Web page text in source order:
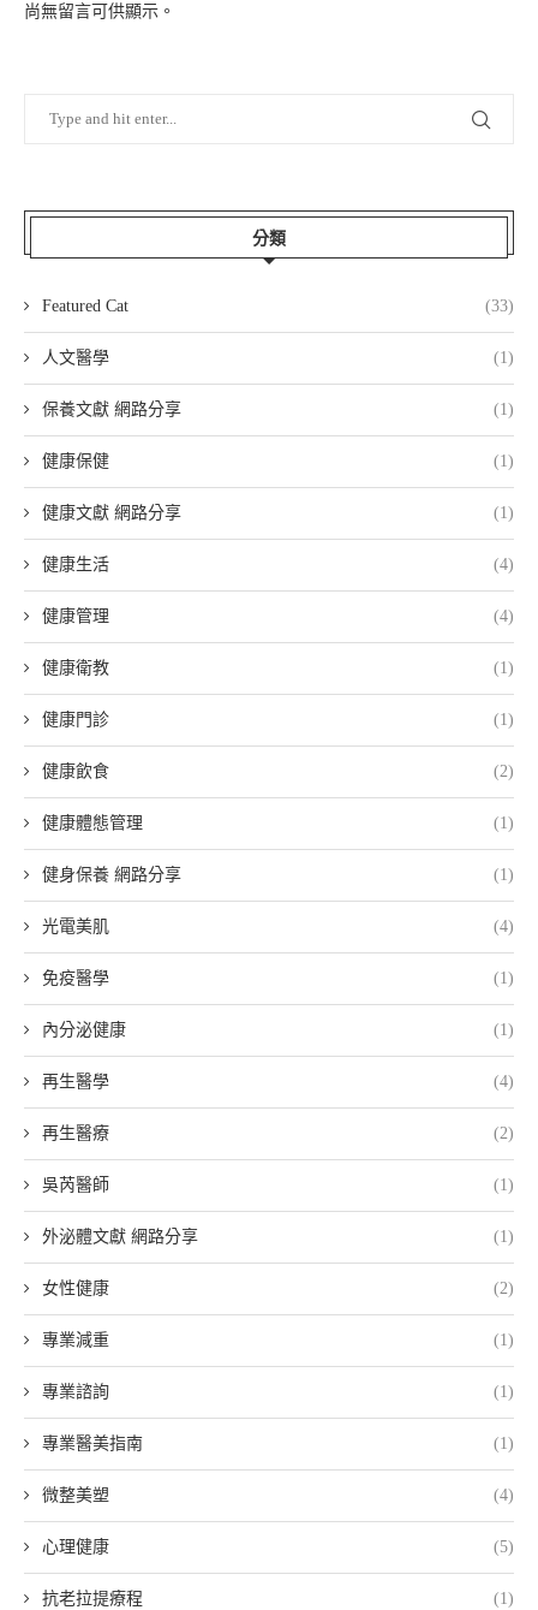
尚無留言可供顯示。
分類
Featured Cat (33)
人文醫學 (1)
保養文獻 網路分享 (1)
健康保健 (1)
健康文獻 網路分享 (1)
健康生活 (4)
健康管理 (4)
健康衛教 (1)
健康門診 (1)
健康飲食 (2)
健康體態管理 (1)
健身保養 網路分享 (1)
光電美肌 (4)
免疫醫學 (1)
內分泌健康 (1)
再生醫學 (4)
再生醫療 (2)
吳芮醫師 (1)
外泌體文獻 網路分享 (1)
女性健康 (2)
專業減重 (1)
專業諮詢 (1)
專業醫美指南 (1)
微整美塑 (4)
心理健康 (5)
抗老拉提療程 (1)